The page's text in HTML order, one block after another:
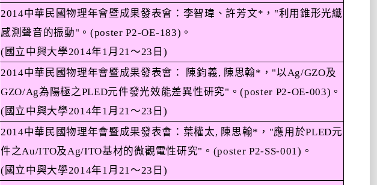
2014中華民國物理年會暨成果發表會：李智瑋、許芳文* ， "利用錐形光纖
感測聲音的振動" 。(poster P2-OE-183) 。
( 國立中興大學2014年1月 21～23 日 )
2014中華民國物理年會暨成果發表會： 陳鈞義, 陳思翰* ， "以Ag/GZO及
GZO/Ag為陽極之PLED元件發光效能差異性研究" 。(poster P2-OE-003) 。
( 國立中興大學2014年1月 21～23 日 )
2014中華民國物理年會暨成果發表會：葉權太, 陳思翰* ， "應用於PLED元
件之Au/ITO及Ag/ITO基材的微觀電性研究" 。 (poster P2-SS-001) 。
( 國立中興大學2014年1月 21～23 日 )